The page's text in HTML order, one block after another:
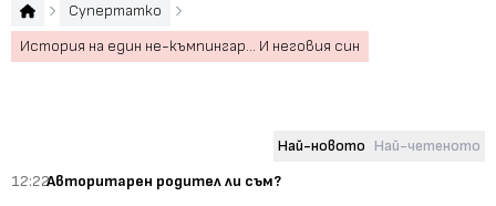
Супертатко
История на един не-къмпингар... И неговия син
Най-новото Най-четеното
12:22Авторитарен родител ли съм?